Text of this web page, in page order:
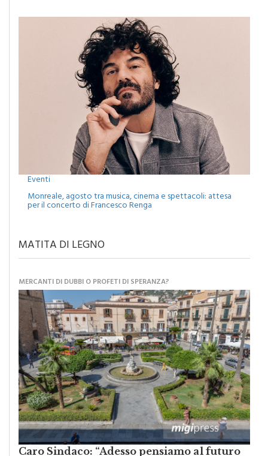
Monreale, agosto tra musica, cinema e spettacoli: attesa
per il concerto di Francesco Renga
Caro Sindaco: “Adesso pensiamo al futuro
della nostra Monreale”